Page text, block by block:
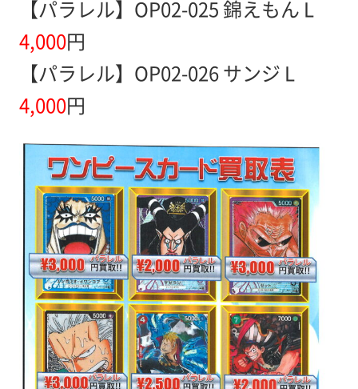
【パラレル】OP02-025 錦えもん L
4,000円
【パラレル】OP02-026 サンジ L
4,000円